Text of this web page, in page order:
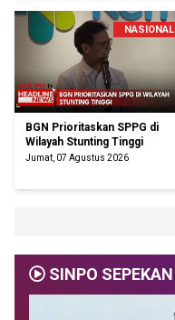
NASIONAL
BGN Prioritaskan SPPG di
Wilayah Stunting Tinggi
Jumat, 07 Agustus 2026
SINPO SEPEKAN